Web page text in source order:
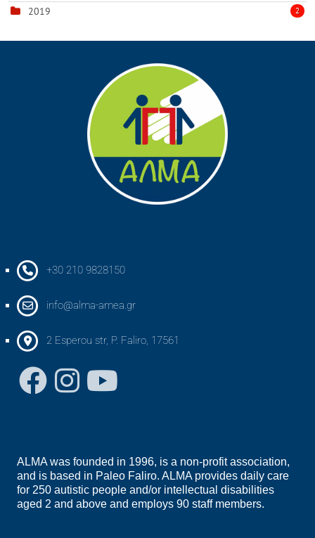
2019 2
+30 210 9828150
info@alma-amea.gr
2 Esperou str, P. Faliro, 17561
ALMA was founded in 1996, is a non-profit association,
and is based in Paleo Faliro. ALMA provides daily care
for 250 autistic people and/or intellectual disabilities
aged 2 and above and employs 90 staff members.